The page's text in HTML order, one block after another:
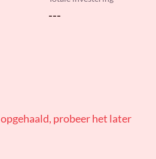
---
probeer het later